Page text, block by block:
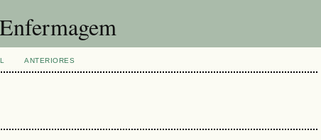
ANTERIORES